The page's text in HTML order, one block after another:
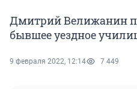
Дмитрий Велижанин
бывшее уездное
9 февраля 2022, 12:14 7 449